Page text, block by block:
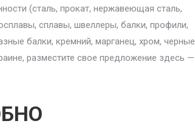
(сталь, прокат, нержавеющая сталь,
сплавы, швеллеры, балки, профили,
балки, кремний, марганец, хром, черные
разместите свое предложение здесь —